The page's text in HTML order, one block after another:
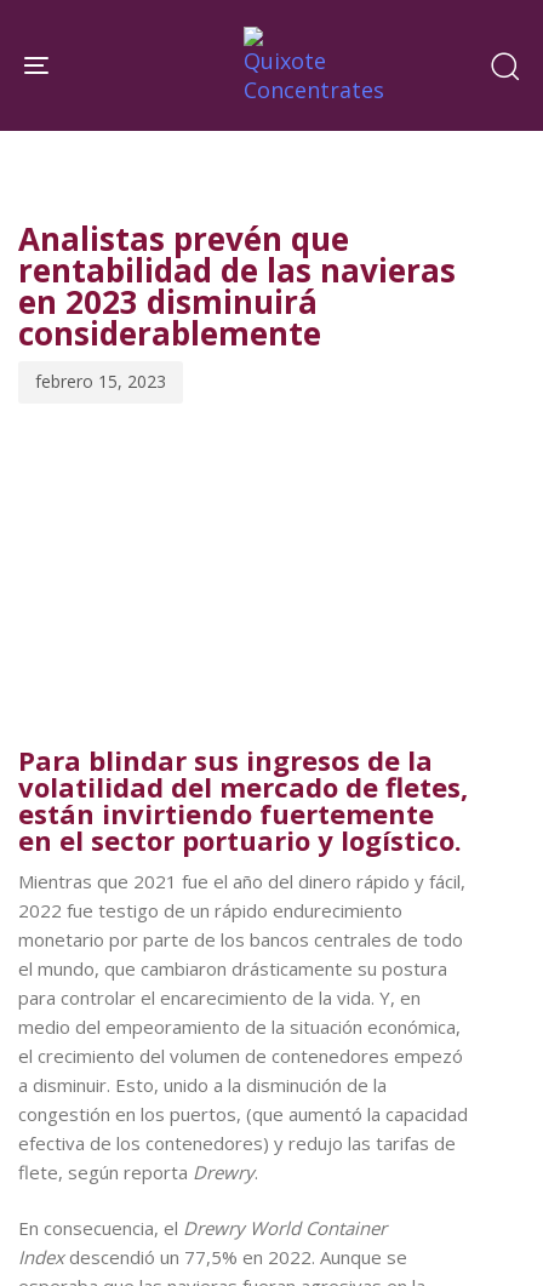
links
navigation
content
Toggle navigation
Analistas prevén que
rentabilidad de las navieras
en 2023 disminuirá
considerablemente
febrero 15, 2023
Para blindar sus ingresos de la
volatilidad del mercado de fletes,
están invirtiendo fuertemente
en el sector portuario y logístico.
Mientras que 2021 fue el año del dinero rápido y fácil,
2022 fue testigo de un rápido endurecimiento
monetario por parte de los bancos centrales de todo
el mundo, que cambiaron drásticamente su postura
para controlar el encarecimiento de la vida. Y, en
medio del empeoramiento de la situación económica,
el crecimiento del volumen de contenedores empezó
a disminuir. Esto, unido a la disminución de la
congestión en los puertos, (que aumentó la capacidad
efectiva de los contenedores) y redujo las tarifas de
flete, según reporta Drewry.
En consecuencia, el Drewry World Container
Indexdescendió un 77,5% en 2022. Aunque se